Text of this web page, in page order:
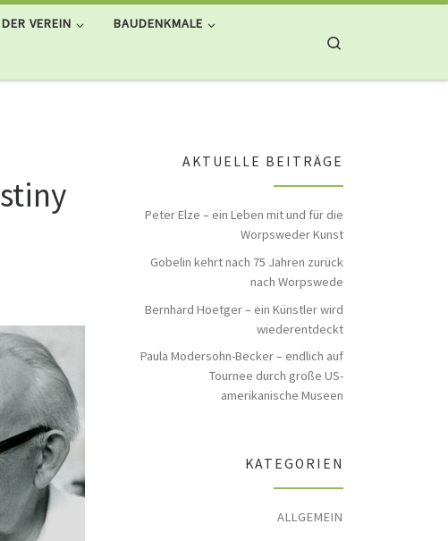
DER VEREIN BAUDENKMALE
AKTUELLE BEITRÄGE
Peter Elze – ein Leben mit und für die
Worpsweder Kunst
Gobelin kehrt nach 75 Jahren zurück
nach Worpswede
Bernhard Hoetger – ein Künstler wird
wiederentdeckt
Paula Modersohn-Becker – endlich auf
Tournee durch große US-
amerikanische Museen
KATEGORIEN
ALLGEMEIN